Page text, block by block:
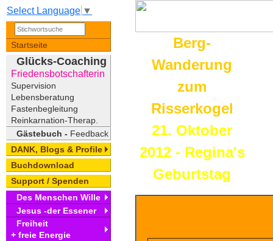
Select Language ▼
Startseite
Glücks-Coaching
Friedensbotschafterin
Supervision
Lebensberatung
Fastenbegleitung
Reinkarnation-Therap.
Gästebuch - Feedback
DANK, Blogs & Profile
Buchdownload
Support / Spenden
Des Menschen Wille
Jesus -der Essener
Freiheit
+ freie Energie
Berg-
Wanderung
zum
Risserkogel
21. Oktober
2012 - Regina's
Geburtstag